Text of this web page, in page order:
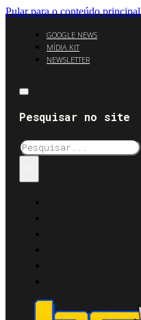
Pular para o conteúdo principal
GOOGLE NEWS
MÍDIA KIT
NEWSLETTER
Pesquisar no site
Pesquisar